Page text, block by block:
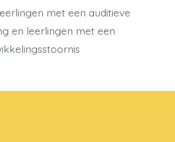
met een auditieve
en leerlingen met een